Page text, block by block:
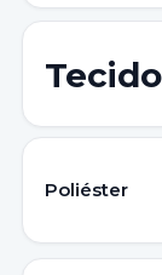
Poliéster